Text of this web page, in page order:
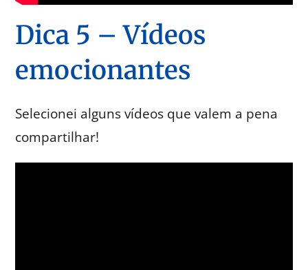
Dica 5 – Vídeos
emocionantes
Selecionei alguns vídeos que valem a pena
compartilhar!